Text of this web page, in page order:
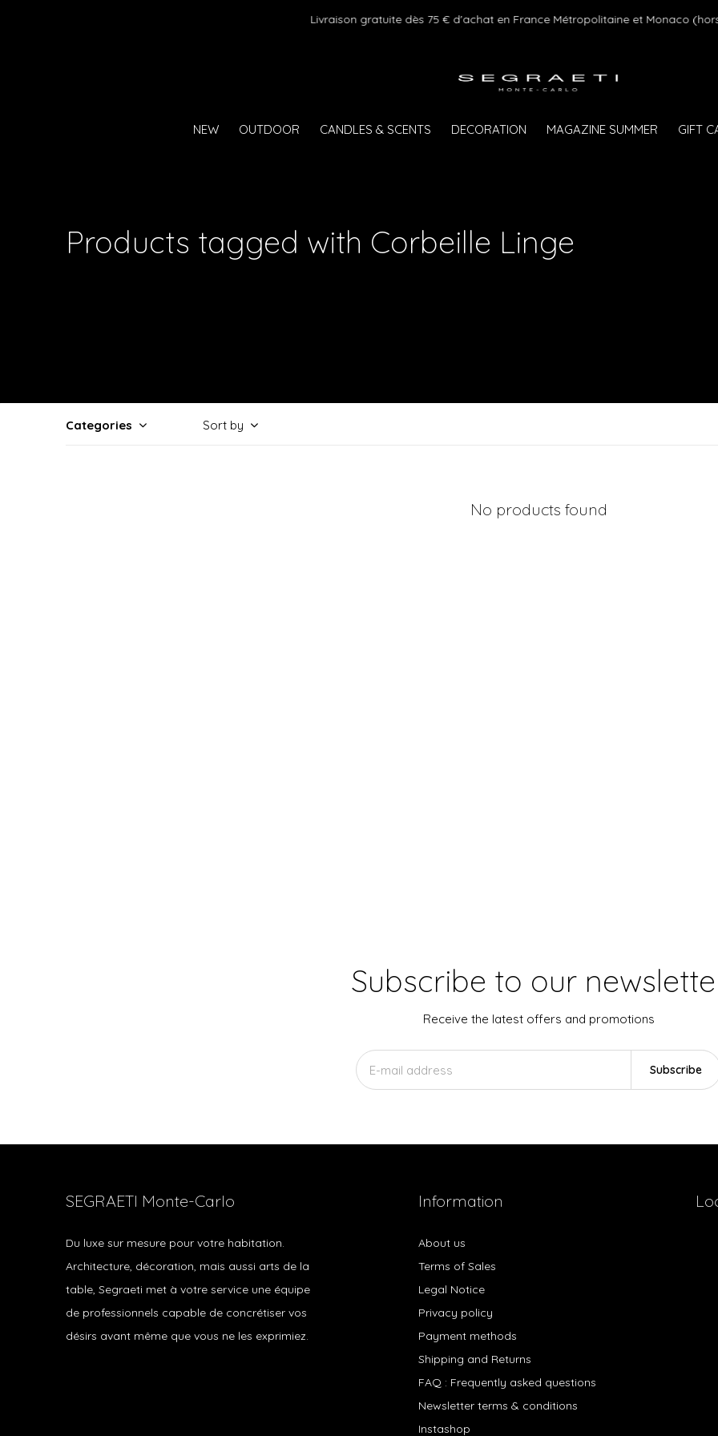
NEW OUTDOOR CANDLES & SCENTS DECORATION MAGAZINE SUMMER GIFT
Livraison gratuite dès 75 € d'achat en France Métropolitaine et Monaco
Products tagged with Corbeille Linge
Categories Sort by
No products found
Subscribe to our
Receive the latest offers and promotions
Subscribe
SEGRAETI Monte-Carlo
Du luxe sur mesure pour votre habitation.
Architecture, décoration, mais aussi arts de la
table, Segraeti met à votre service une équipe
de professionnels capable de concrétiser vos
désirs avant même que vous ne les exprimiez.
Information
About us
Terms of Sales
Legal Notice
Privacy policy
Payment methods
Shipping and Returns
FAQ : Frequently asked questions
Newsletter terms & conditions
Instashop